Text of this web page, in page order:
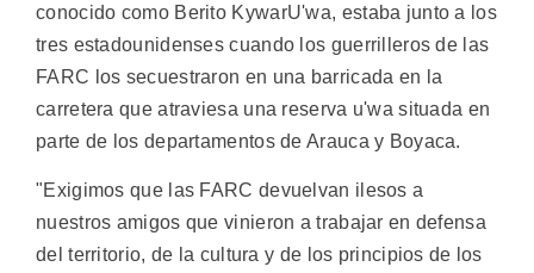
conocido como Berito KywarU'wa, estaba junto a los
tres estadounidenses cuando los guerrilleros de las
FARC los secuestraron en una barricada en la
carretera que atraviesa una reserva u'wa situada en
parte de los departamentos de Arauca y Boyaca.
"Exigimos que las FARC devuelvan ilesos a
nuestros amigos que vinieron a trabajar en defensa
del territorio, de la cultura y de los principios de los